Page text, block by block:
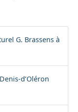
G. Brassens à
d’Oléron